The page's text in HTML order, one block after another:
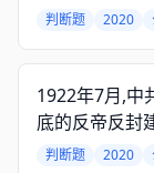
判断题 2020
1922年7月,中
底的反帝反封
判断题 2020